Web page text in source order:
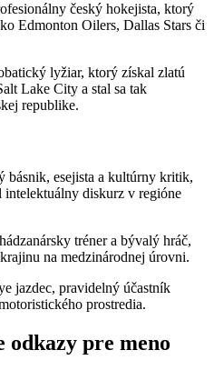
český hokejista, ktorý
Edmonton Oilers, Dallas Stars či
lyžiar, ktorý získal zlatú
Lake City a stal sa tak
republike.
básnik, esejista a kultúrny kritik,
diskurz v regióne
tréner a bývalý hráč,
na medzinárodnej úrovni.
jazdec, pravidelný účastník
prostredia.
pre meno